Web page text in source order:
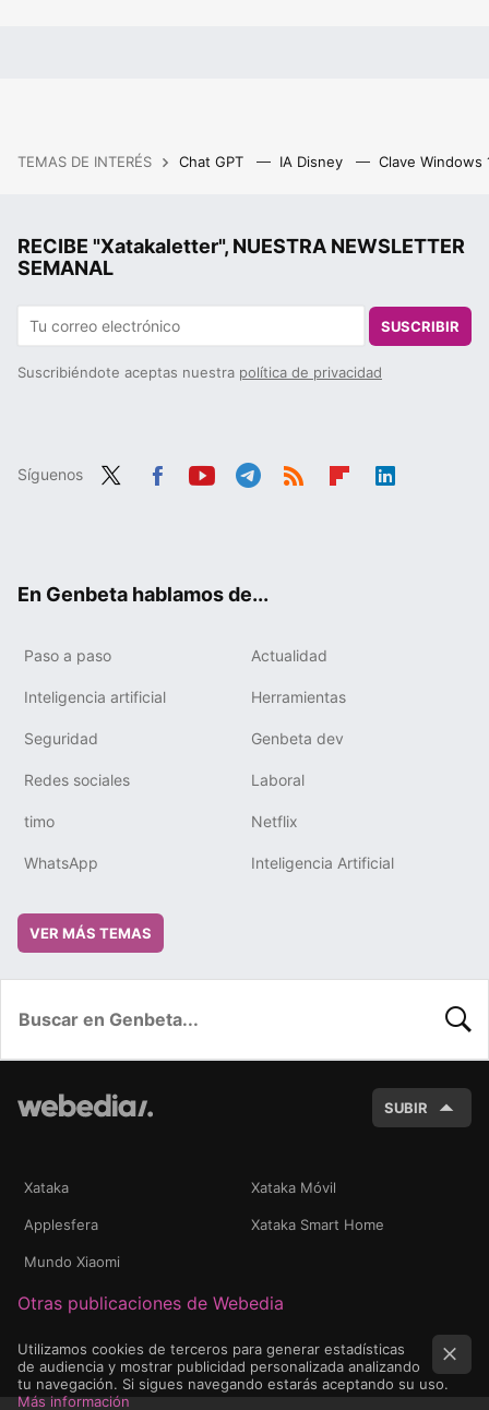
TEMAS DE INTERÉS Chat GPT IA Disney Clave Windows
RECIBE "Xatakaletter", NUESTRA NEWSLETTER
SEMANAL
SUSCRIBIR
Suscribiéndote aceptas nuestra política de privacidad
Síguenos
En Genbeta hablamos de...
Paso a paso Actualidad
Inteligencia artificial Herramientas
Seguridad Genbeta dev
Redes sociales Laboral
timo Netflix
WhatsApp Inteligencia Artificial
VER MÁS TEMAS
SUBIR
Xataka Xataka Móvil
Applesfera Xataka Smart Home
Mundo Xiaomi
Otras publicaciones de Webedia
Utilizamos cookies de terceros para generar estadísticas
de audiencia y mostrar publicidad personalizada analizando
tu navegación. Si sigues navegando estarás aceptando su uso.
Más información